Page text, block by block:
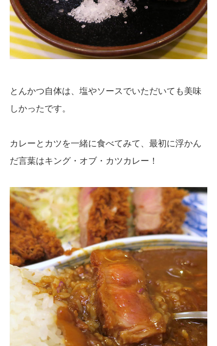
とんかつ自体は、塩やソースでいただいても美味
しかったです。
カレーとカツを一緒に食べてみて、最初に浮かん
だ言葉はキング・オブ・カツカレー！